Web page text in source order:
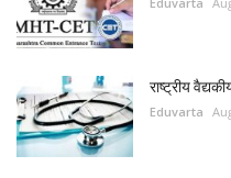
राष्ट्रीय
Eduvarta